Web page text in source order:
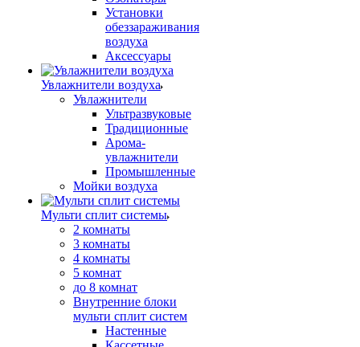
Установки
обеззараживания
воздуха
Аксессуары
Увлажнители воздуха
Увлажнители
Ультразвуковые
Традиционные
Арома-
увлажнители
Промышленные
Мойки воздуха
Мульти сплит системы
2 комнаты
3 комнаты
4 комнаты
5 комнат
до 8 комнат
Внутренние блоки
мульти сплит систем
Настенные